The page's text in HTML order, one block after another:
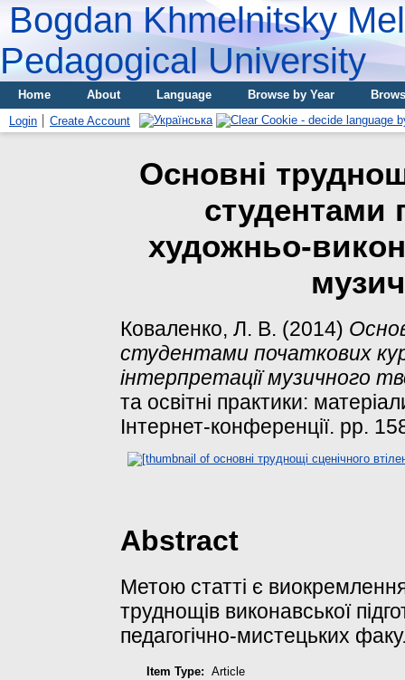
Bogdan Khmelnitsky
Pedagogical University
Home About Language Browse by Year
Login
Create Account
Основні
студентами
художньо-
Коваленко, Л. В. (2014)
студентами початкових
інтерпретації музичного
та освітні практики:
Інтернет-конференції. pp.
Abstract
Метою статті є
труднощів виконавської
педагогічно-мистецьких
Item Type: Article